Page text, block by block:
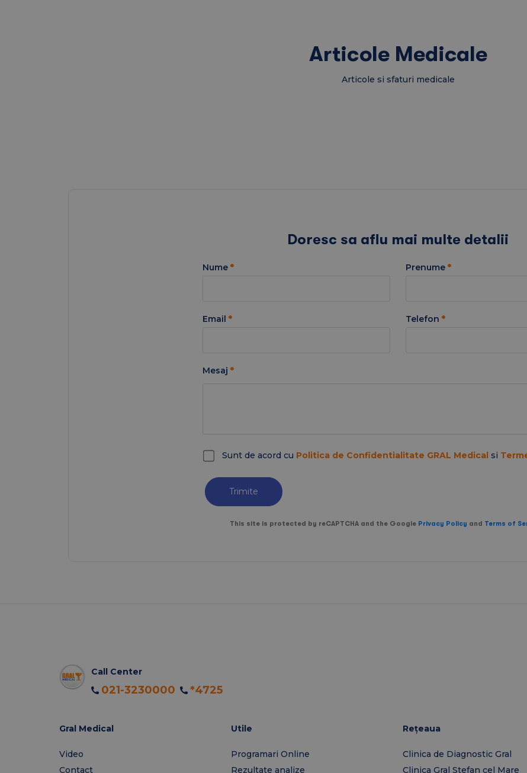
Articole Medicale
Articole si sfaturi medicale
Doresc sa aflu mai multe detalii
Nume * Prenume *
Email * Telefon *
Mesaj *
Sunt de acord cu Politica de Confidentialitate GRAL Medical si
Trimite
This site is protected by reCAPTCHA and the Google Privacy Policy and Terms of
Call Center
021-3230000 *4725
Gral Medical
Video
Contact
Utile
Programari Online
Rezultate analize
Rețeaua
Clinica de Diagnostic Gral
Clinica Gral Stefan cel Mare